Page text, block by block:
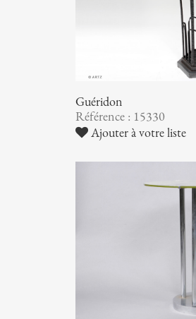
Guéridon
Référence : 15330
Ajouter à votre liste